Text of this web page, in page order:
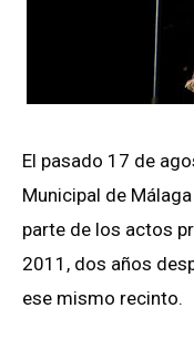
El pasado 17 de
Municipal de
parte de los actos
2011, dos años
ese mismo recinto.